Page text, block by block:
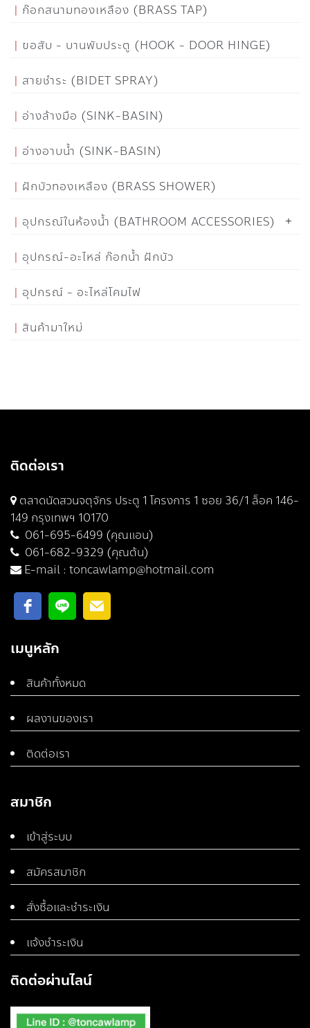
ก๊อกสนามทองเหลือง (BRASS TAP)
ขอสับ - บานพับประตู (HOOK - DOOR HINGE)
สายชำระ (BIDET SPRAY)
อ่างล้างมือ (SINK-BASIN)
อ่างอาบน้ำ (SINK-BASIN)
ฝักบัวทองเหลือง (BRASS SHOWER)
อุปกรณ์ในห้องน้ำ (BATHROOM ACCESSORIES)
อุปกรณ์-อะไหล่ ก๊อกน้ำ ฝักบัว
อุปกรณ์ - อะไหล่โคมไฟ
สินค้ามาใหม่
ติดต่อเรา
ตลาดนัดสวนจตุจักร ประตู 1 โครงการ 1 ซอย 36/1 ล็อค 146-
149 กรุงเทพฯ 10170
061-695-6499 (คุณแอน)
061-682-9329 (คุณต้น)
E-mail : toncawlamp@hotmail.com
เมนูหลัก
สินค้าทั้งหมด
ผลงานของเรา
ติดต่อเรา
สมาชิก
เข้าสู่ระบบ
สมัครสมาชิก
สั่งซื้อและชำระเงิน
แจ้งชำระเงิน
ติดต่อผ่านไลน์